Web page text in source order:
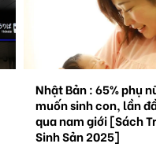
Nhật Bản : 65% phụ
muốn sinh con, lần
qua nam giới [Sách
Sinh Sản 2025]